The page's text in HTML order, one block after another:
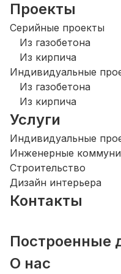
Проекты
Серийные проекты
Из газобетона
Из кирпича
Индивидуальные
Из газобетона
Из кирпича
Услуги
Индивидуальные
Инженерные
Строительство
Дизайн интерьера
Контакты
Построенные
О нас